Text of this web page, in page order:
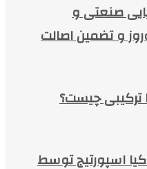
صنعتی و
و تضمین اصالت
چیست؟
اسپورتیج توسط